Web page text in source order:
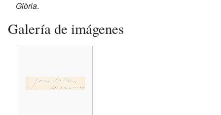
Glòria.
Galería de imágenes